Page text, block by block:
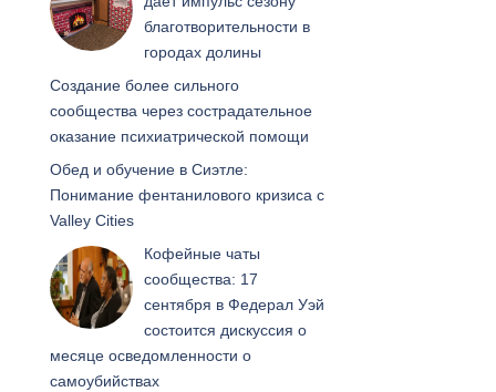
благотворительности в
городах долины
Создание более сильного
сообщества через сострадательное
оказание психиатрической помощи
Обед и обучение в Сиэтле:
Понимание фентанилового кризиса с
Valley Cities
Кофейные чаты
сообщества: 17
сентября в Федерал Уэй
состоится дискуссия о
месяце осведомленности о
самоубийствах